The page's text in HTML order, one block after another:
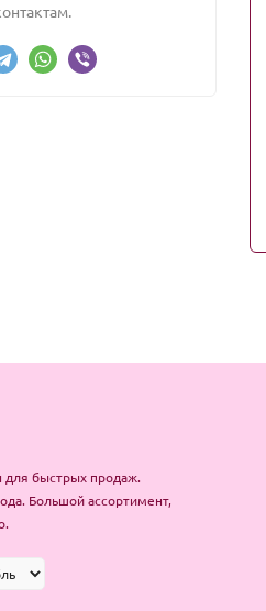
для быстрых продаж.
Большой ассортимент,